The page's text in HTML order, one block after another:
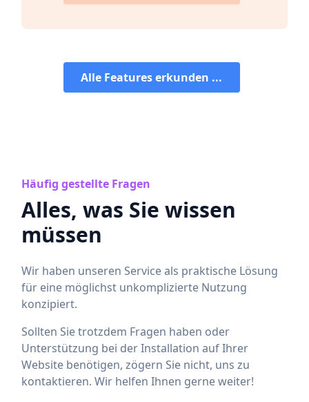
Alle Features erkunden ...
Häufig gestellte Fragen
Alles, was Sie wissen
müssen
Wir haben unseren Service als praktische Lösung
für eine möglichst unkomplizierte Nutzung
konzipiert.
Sollten Sie trotzdem Fragen haben oder
Unterstützung bei der Installation auf Ihrer
Website benötigen, zögern Sie nicht, uns zu
kontaktieren. Wir helfen Ihnen gerne weiter!